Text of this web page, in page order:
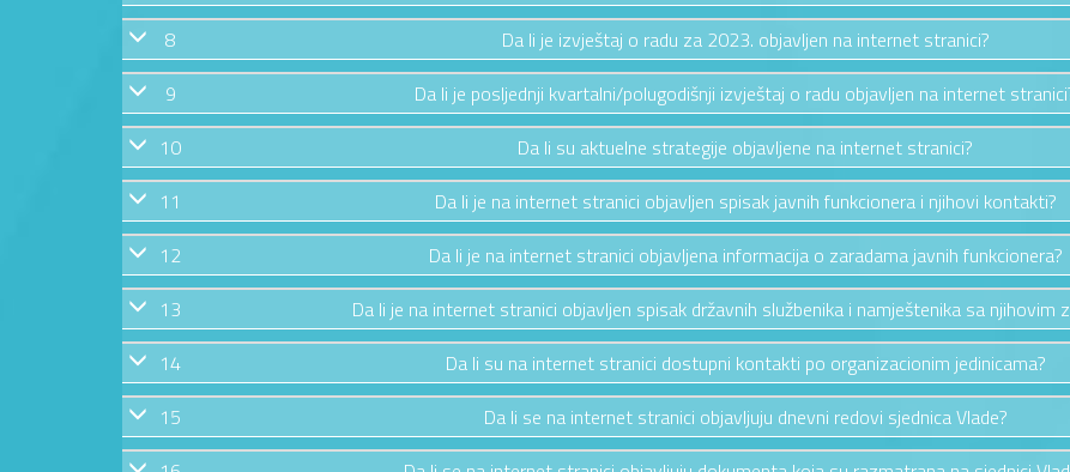
8
Da li je izvještaj o radu za 2023. objavljen na internet stranici?
9
Da li je posljednji kvartalni/polugodišnji izvještaj o radu objavljen na internet
10
Da li su aktuelne strategije objavljene na internet stranici?
11
Da li je na internet stranici objavljen spisak javnih funkcionera i njihovi kontakti?
12
Da li je na internet stranici objavljena informacija o zaradama javnih funkcionera?
13
Da li je na internet stranici objavljen spisak državnih službenika i namještenika sa njihovim
14
Da li su na internet stranici dostupni kontakti po organizacionim jedinicama?
15
Da li se na internet stranici objavljuju dnevni redovi sjednica Vlade?